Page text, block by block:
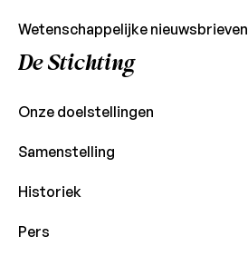
Wetenschappelijke nieuwsbrieven
De Stichting
Onze doelstellingen
Samenstelling
Historiek
Pers